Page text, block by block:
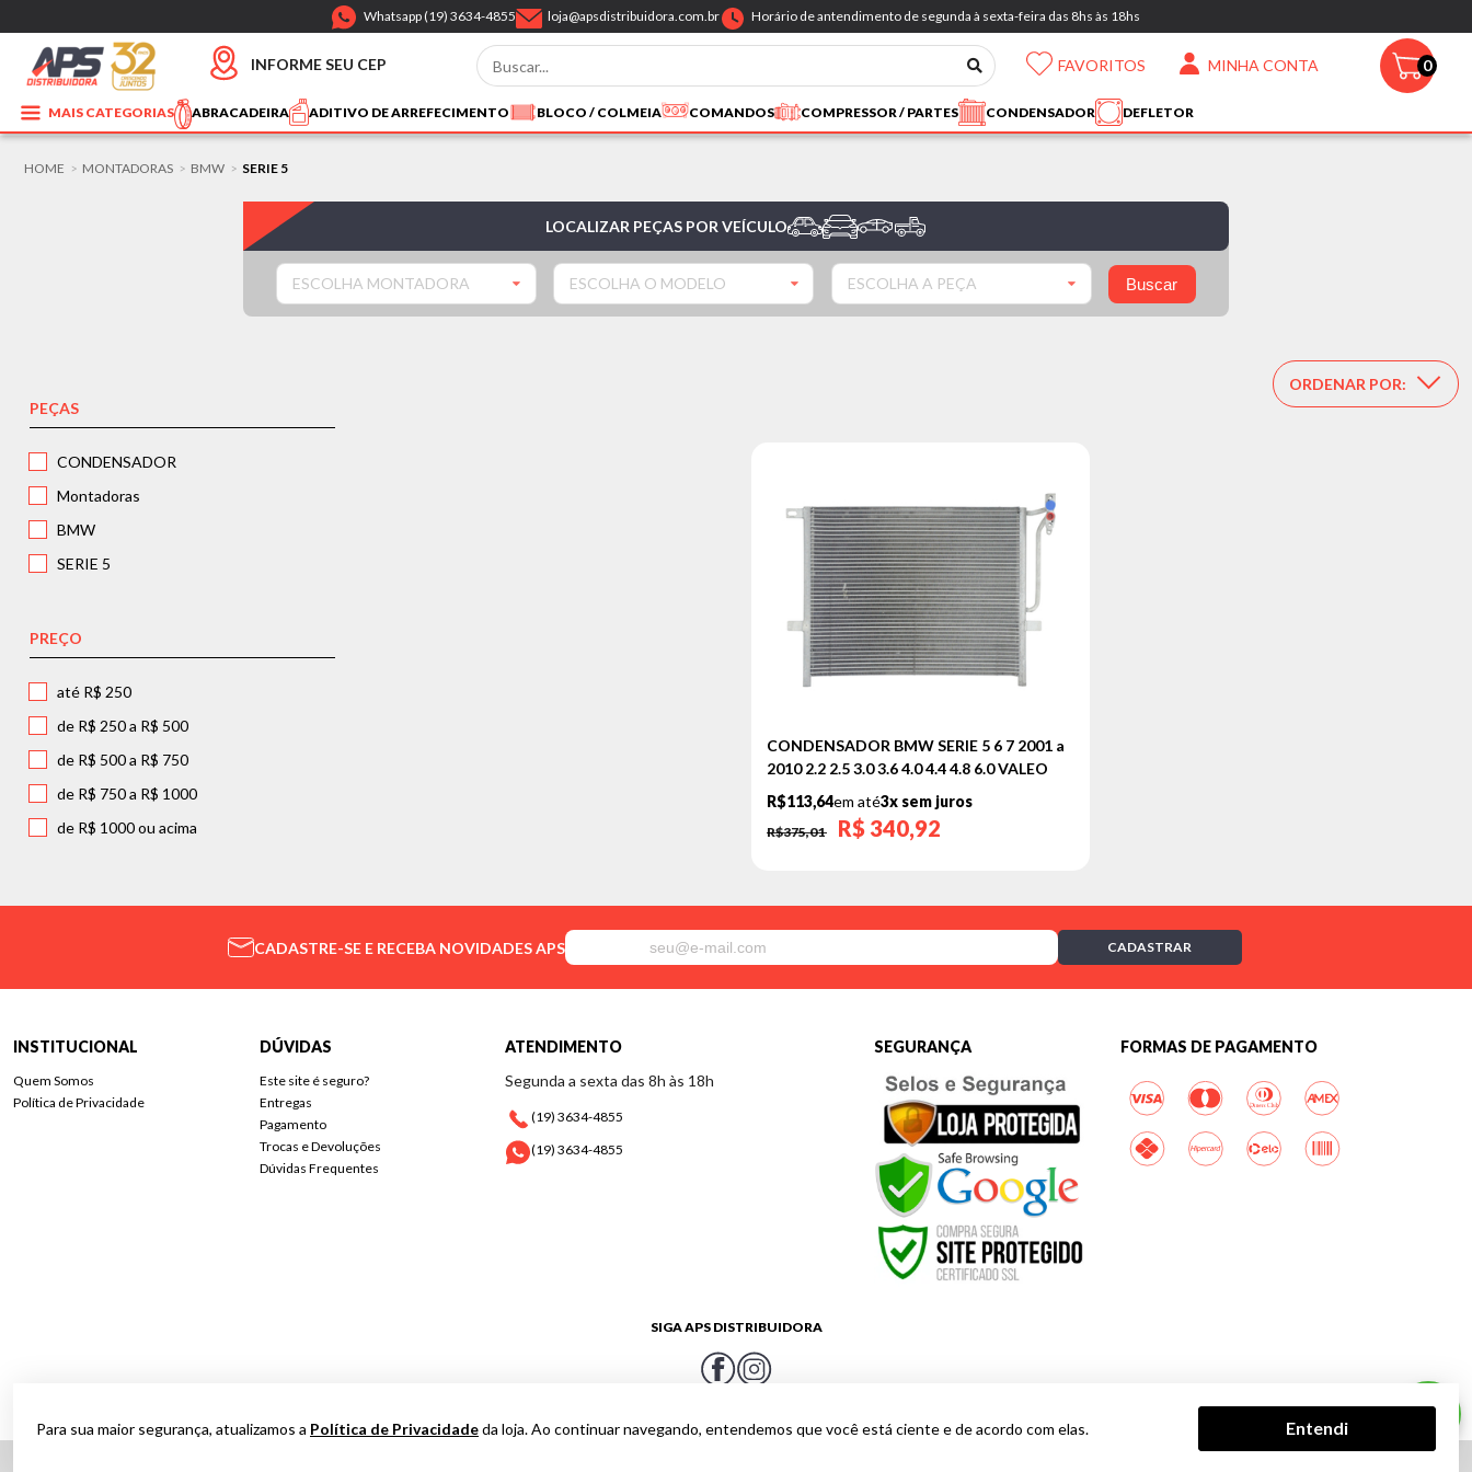
Whatsapp (19) 3634-4855 loja@apsdistribuidora.com.br Horário de antendimento de segunda à sexta-feira das 8hs às 18hs
INFORME SEU CEP FAVORITOS MINHA CONTA 0
MAIS CATEGORIAS ABRACADEIRA ADITIVO DE ARREFECIMENTO BLOCO / COLMEIA COMANDOS COMPRESSOR / PARTES CONDENSADOR DEFLETOR
HOME > MONTADORAS > BMW > SERIE 5
LOCALIZAR PEÇAS POR VEÍCULO
ESCOLHA MONTADORA ESCOLHA O MODELO ESCOLHA A PEÇA Buscar
PEÇAS
CONDENSADOR
Montadoras
BMW
SERIE 5
PREÇO
até R$ 250
de R$ 250 a R$ 500
de R$ 500 a R$ 750
de R$ 750 a R$ 1000
de R$ 1000 ou acima
ORDENAR POR:
CONDENSADOR BMW SERIE 5 6 7 2001 a
2010 2.2 2.5 3.0 3.6 4.0 4.4 4.8 6.0 VALEO
R$113,64em até3x sem juros
R$375,01 R$ 340,92
Para sua maior segurança, atualizamos a Política de Privacidadeda loja. Ao continuar navegando, entendemos que você está ciente e de acordo com elas. Entendi
CADASTRE-SE E RECEBA NOVIDADES APS CADASTRAR
INSTITUCIONAL
Quem Somos
Política de Privacidade
DÚVIDAS
Este site é seguro?
Entregas
Pagamento
Trocas e Devoluções
Dúvidas Frequentes
ATENDIMENTO
Segunda a sexta das 8h às 18h
(19) 3634-4855
(19) 3634-4855
SEGURANÇA FORMAS DE PAGAMENTO
SIGA APS DISTRIBUIDORA